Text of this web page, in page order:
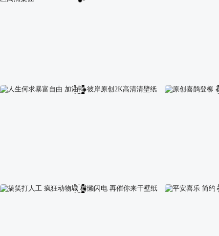
原创忘忧草 手绘厚涂 可爱熊猫 夏日 西瓜 壁纸分区 快乐鸭 草地 荷
人生何求暴富自由 加油鸭 彼岸原创2K高清清壁纸 原创喜鹊登柳